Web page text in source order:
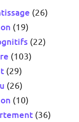
(26)
(19)
(22)
(103)
(29)
(26)
(10)
(36)